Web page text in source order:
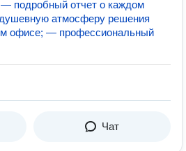
подробный отчет о каждом
атмосферу решения
офисе; — профессиональный
Чат